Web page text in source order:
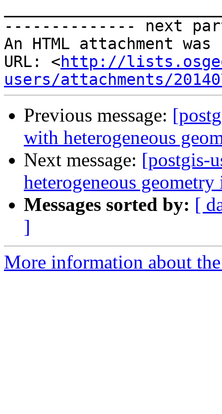
-------------- next
An HTML attachment
URL: <http://
users/attachments/
Previous message:
with heterogeneous
Next message: [postgis-
heterogeneous
Messages sorted by: [
]
More information about